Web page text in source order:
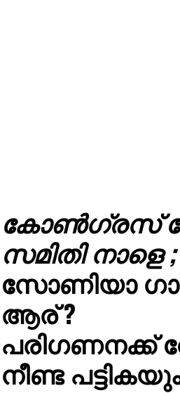
കോൺഗ്രസ്
സമിതി നാളെ ;
സോണിയാ
ആര് ?
പരിഗണനക്ക്
നീണ്ട